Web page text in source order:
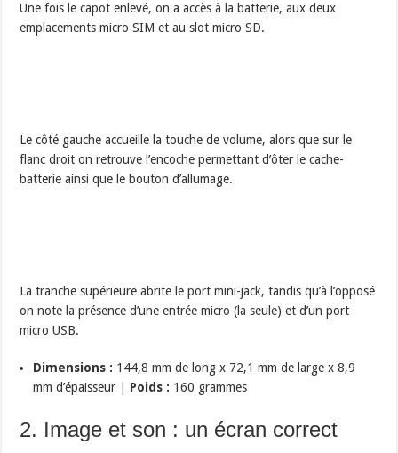
Une fois le capot enlevé, on a accès à la batterie, aux deux
emplacements micro SIM et au slot micro SD.
Le côté gauche accueille la touche de volume, alors que sur le
flanc droit on retrouve l’encoche permettant d’ôter le cache-
batterie ainsi que le bouton d’allumage.
La tranche supérieure abrite le port mini-jack, tandis qu’à l’opposé
on note la présence d’une entrée micro (la seule) et d’un port
micro USB.
Dimensions : 144,8 mm de long x 72,1 mm de large x 8,9
mm d’épaisseur | Poids : 160 grammes
2. Image et son : un écran correct